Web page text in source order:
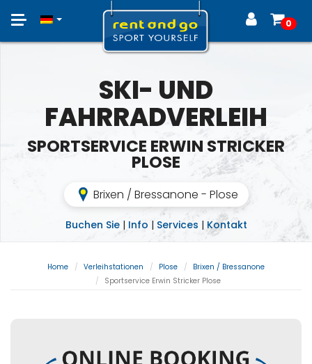
Toggle
0
SKI- UND
FAHRRADVERLEIH
SPORTSERVICE ERWIN STRICKER
PLOSE
Brixen / Bressanone - Plose
Buchen Sie| Info | Services | Kontakt
Home Verleihstationen Plose
Brixen / Bressanone
Sportservice Erwin Stricker Plose